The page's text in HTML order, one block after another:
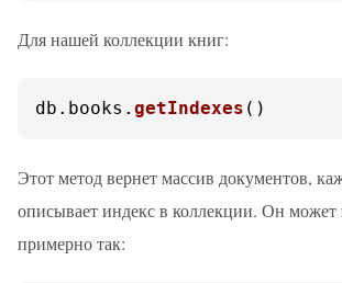
Для нашей коллекции книг:
db. books . getIndexes ()
Этот метод вернет массив документов,
описывает индекс в коллекции. Он может
примерно так: